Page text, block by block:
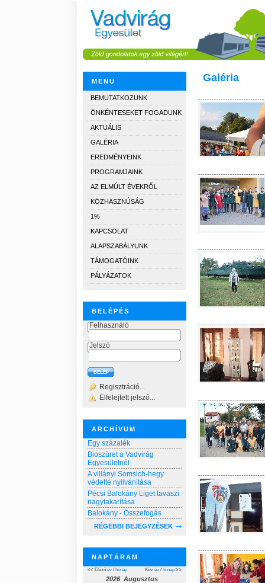
MENÜ
BEMUTATKOZUNK
ÖNKÉNTESEKET FOGADUNK
AKTUÁLIS
GALÉRIA
EREDMÉNYEINK
PROGRAMJAINK
AZ ELMÚLT ÉVEKRŐL
KÖZHASZNÚSÁG
1%
KAPCSOLAT
ALAPSZABÁLYUNK
TÁMOGATÓINK
PÁLYÁZATOK
BELÉPÉS
Felhasználó
Jelszó
Regisztráció...
Elfelejtett jelszó...
ARCHÍVUM
Egy százalék
Bioszüret a Vadvirág
Egyesületnél
A villányi Somsich-hegy
védetté nyilvánítása
Pécsi Balokány Liget tavaszi
nagytakarítása
Balokány - Összefogás
RÉGEBBI BEJEGYZÉSEK
NAPTÁRAM
<< Előző év / hónap Köv. év / hónap >>
2026 Augusztus
Galéria